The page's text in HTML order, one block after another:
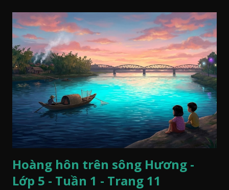
Hoàng hôn trên sông Hương -
Lớp 5 - Tuần 1 - Trang 11